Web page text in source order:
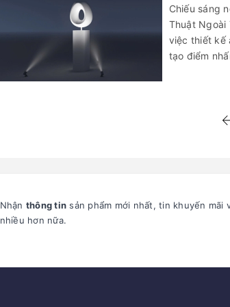
Chiếu sáng
Thuật Ngoài
việc thiết kế
tạo điểm
Nhận thông tin sản phẩm mới nhất, tin khuyến mãi
nhiều hơn nữa.